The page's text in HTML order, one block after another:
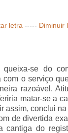
letra ----- Diminuir
queixa-se do
com o serviço
razoável.
matar-se a
assim, conclui
de divertida
cantiga do